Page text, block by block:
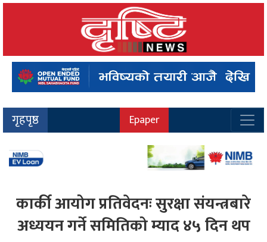
गृहपृष्ठ Epaper
कार्की आयोग प्रतिवेदनः सुरक्षा संयन्त्रबारे
अध्ययन गर्ने समितिको म्याद ४५ दिन थप